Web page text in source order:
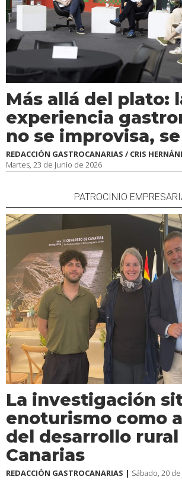
Más allá del plato:
experiencia
no se improvisa,
REDACCIÓN GASTROCANARIAS / CRIS
Martes, 23 de Junio de 2026
PATROCINIO
La investigación
enoturismo como
del desarrollo rural
Canarias
REDACCIÓN GASTROCANARIAS | Sábado, 20